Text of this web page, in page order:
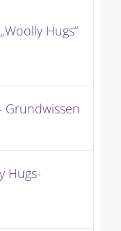
Hugs“
Grundwissen
Hugs-